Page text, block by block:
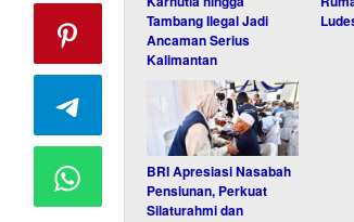
Tambang Ilegal Jadi
Ancaman Serius
Kalimantan
BRI Apresiasi Nasabah
Pensiunan, Perkuat
Silaturahmi dan